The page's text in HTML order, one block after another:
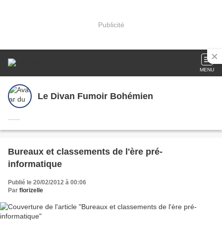
Publicité
MENU
Le Divan Fumoir Bohémien
........
Bureaux et classements de l'ère pré-
informatique
Publié le 20/02/2012 à 00:06
Par florizelle